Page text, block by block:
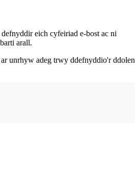
eich cyfeiriad e-bost ac ni
arall.
unrhyw adeg trwy ddefnyddio'r ddolen